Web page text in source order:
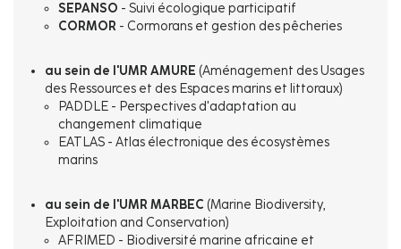
SEPANSO - Suivi écologique participatif
CORMOR - Cormorans et gestion des pêcheries
au sein de l'UMR AMURE (Aménagement des Usages
des Ressources et des Espaces marins et littoraux)
PADDLE - Perspectives d'adaptation au
changement climatique
EATLAS - Atlas électronique des écosystèmes
marins
au sein de l'UMR MARBEC (Marine Biodiversity,
Exploitation and Conservation)
AFRIMED - Biodiversité marine africaine et